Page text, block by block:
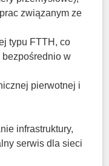
związanym ze
typu FTTH, co
bezpośrednio w
pierwotnej i
infrastruktury,
serwis dla sieci